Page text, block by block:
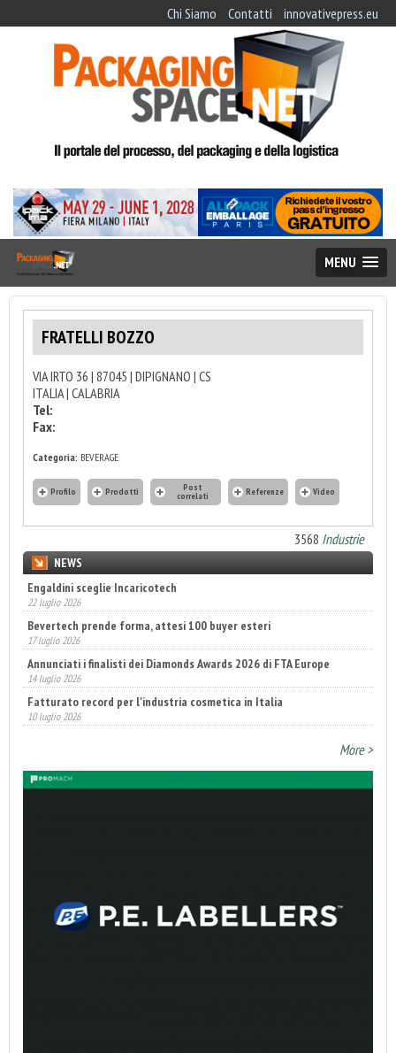
Chi Siamo Contatti innovativepress.eu
MENU
FRATELLI BOZZO
VIA IRTO 36 | 87045 | DIPIGNANO | CS
ITALIA | CALABRIA
Tel:
Fax:
Categoria: BEVERAGE
Profilo Prodotti Post
correlati Referenze Video
3568 Industrie
NEWS
Engaldini sceglie Incaricotech
22 luglio 2026
Bevertech prende forma, attesi 100 buyer esteri
17 luglio 2026
Annunciati i finalisti dei Diamonds Awards 2026 di FTA Europe
14 luglio 2026
Fatturato record per l'industria cosmetica in Italia
10 luglio 2026
More >